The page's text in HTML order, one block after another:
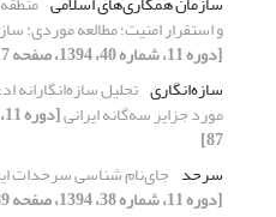
و استقرار امنیت؛ مطالعه موردی:
[دوره 11، شماره 40، 1394، صفحه 117-147]
سازه‌انگاری تحلیل سازه‌انگارانه
مورد جزایر سه‌گانه ایرانی
87]
سرحد جای‌نام شناسی سرحدات
[دوره 11، شماره 38، 1394، صفحه 89-114]